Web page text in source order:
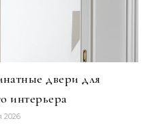
двери для
интерьера
2026